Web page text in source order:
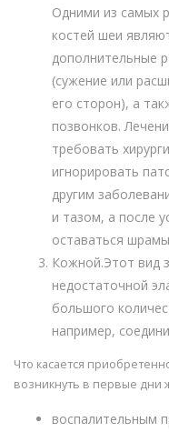
Одними из самых
костей шеи
дополнительные
(сужение или
его сторон), а
позвонков.
требовать
игнорировать
другим
и тазом, а после
оставаться
Кожной.Этот вид
недостаточной
большого
например,
Что касается
возникнуть в первые дни
воспалительным